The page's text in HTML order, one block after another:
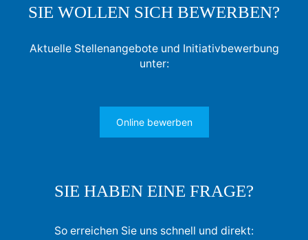
SIE WOLLEN SICH BEWERBEN?
Aktuelle Stellenangebote und Initiativbewerbung
unter:
Online bewerben
SIE HABEN EINE FRAGE?
So erreichen Sie uns schnell und direkt: